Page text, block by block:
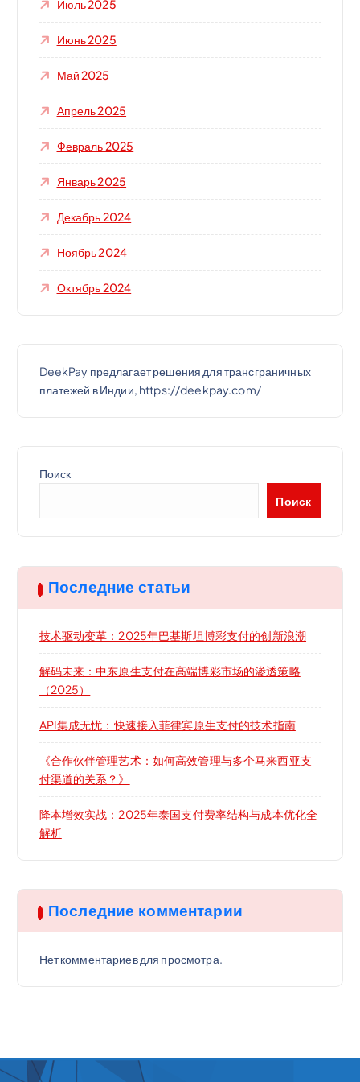
Июль 2025
Июнь 2025
Май 2025
Апрель 2025
Февраль 2025
Январь 2025
Декабрь 2024
Ноябрь 2024
Октябрь 2024
DeekPay предлагает решения для трансграничных
платежей в Индии, https://deekpay.com/
Поиск
Поиск
Последние статьи
技术驱动变革：2025年巴基斯坦博彩支付的创新浪潮
解码未来：中东原生支付在高端博彩市场的渗透策略
（2025）
API集成无忧：快速接入菲律宾原生支付的技术指南
《合作伙伴管理艺术：如何高效管理与多个马来西亚支
付渠道的关系？》
降本增效实战：2025年泰国支付费率结构与成本优化全
解析
Последние комментарии
Нет комментариев для просмотра.